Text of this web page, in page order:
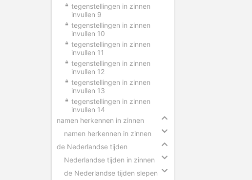
tegenstellingen in zinnen
invullen 9
tegenstellingen in zinnen
invullen 10
tegenstellingen in zinnen
invullen 11
tegenstellingen in zinnen
invullen 12
tegenstellingen in zinnen
invullen 13
tegenstellingen in zinnen
invullen 14
namen herkennen in zinnen
namen herkennen in zinnen
de Nederlandse tijden
Nederlandse tijden in zinnen
de Nederlandse tijden slepen